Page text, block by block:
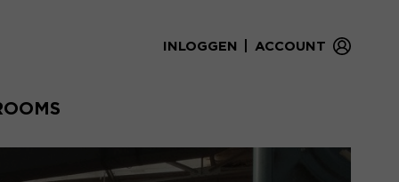
INLOGGEN ACCOUNT